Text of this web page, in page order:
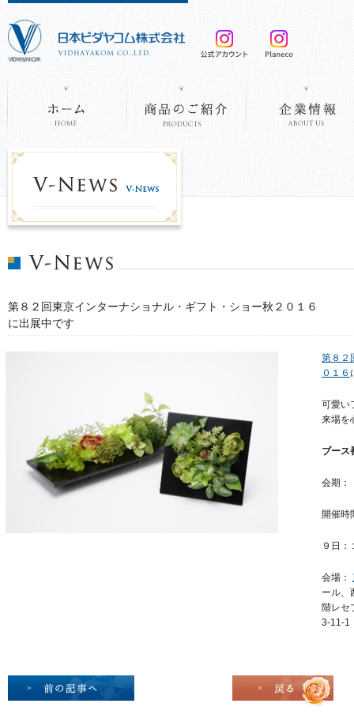
第８２回東京インターナショナル・ギフト・ショー秋２０１６
に出展中です
第８２
０１６
可愛い
来場を
ブー
会期：
開催時
９日
会場：
ール、
階レセ
3-11-1